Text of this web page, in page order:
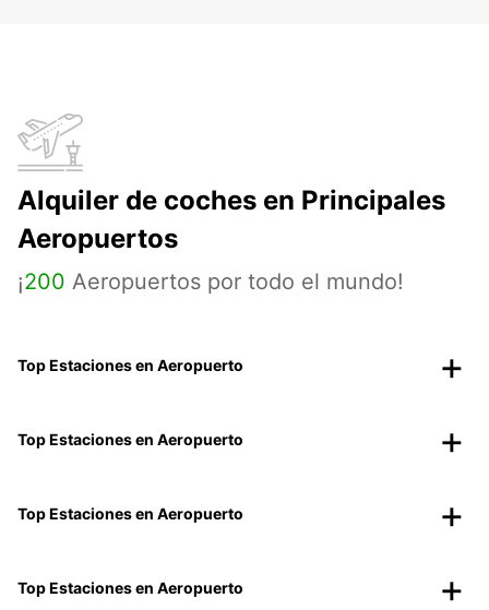
Alquiler de coches en Principales
Aeropuertos
¡200 Aeropuertos por todo el mundo!
Top Estaciones en Aeropuerto
Top Estaciones en Aeropuerto
Top Estaciones en Aeropuerto
Top Estaciones en Aeropuerto